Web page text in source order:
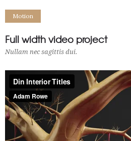
Motion
Full width video project
Nullam nec sagittis dui.